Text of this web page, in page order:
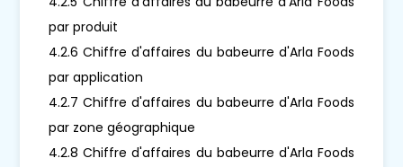
par produit
4.2.6 Chiffre d'affaires du babeurre d'Arla Foods
par application
4.2.7 Chiffre d'affaires du babeurre d'Arla Foods
par zone géographique
4.2.8 Chiffre d'affaires du babeurre d'Arla Foods